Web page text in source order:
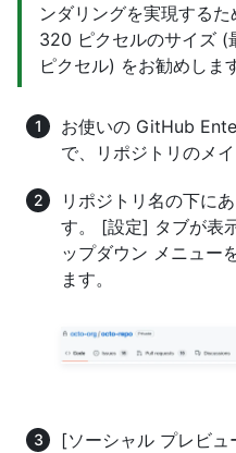
ンダリングを実現する
320 ピクセルのサイズ
ピクセル) をお勧めしま
お使いの GitHub
で、リポジトリのメ
リポジトリ名の下に
す。 [設定] タブが表
ップダウン メニュー
ます。
[ソーシャル プレビュ